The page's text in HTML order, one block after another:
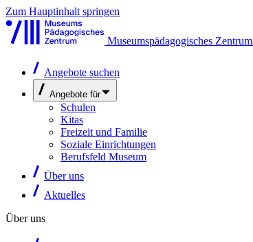
Zum Hauptinhalt springen
Museumspädagogisches Zentrum
Angebote suchen
Angebote für
Schulen
Kitas
Freizeit und Familie
Soziale Einrichtungen
Berufsfeld Museum
Über uns
Aktuelles
Über uns